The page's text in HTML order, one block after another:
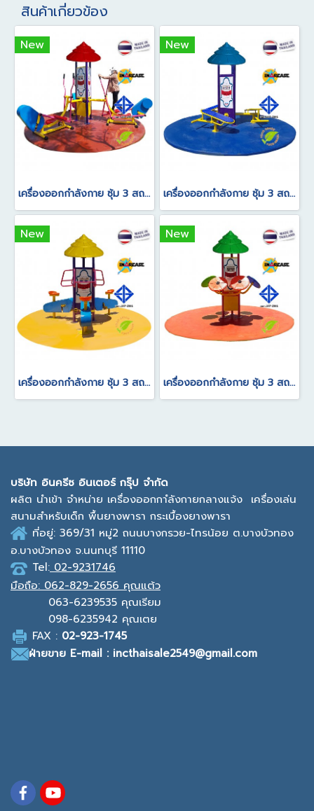
สินค้าเกี่ยวข้อง
New
เครื่องออกกำลังกาย ซุ้ม 3 สถานีลู่วิ่งอเนกประสงค์
New
เครื่องออกกำลังกาย ซุ้ม 3 สถานีบาร์นอนซิทอัพ
New
เครื่องออกกำลังกาย ซุ้ม 3 สถานี จักรยานนั่งปั่นบริหารขา
New
เครื่องออกกำลังกาย ซุ้ม 3 สถานีแป้นหมุนบริหารแขนไหล่นวดฝ่ามือ
บริษัท อินครีซ อินเตอร์ กรุ๊ป จำกัด
ผลิต นำเข้า จำหน่าย เครื่องออกกาํลังกายกลางแจ้ง เครื่องเล่น
สนามสำหรับเด็ก พื้นยางพารา กระเบื้องยางพารา
ที่อยู่: 369/31 หมู่2 ถนนบางกรวย-ไทรน้อย ต.บางบัวทอง
อ.บางบัวทอง จ.นนทบุรี 11110
Tel: 02-9231746
มือถือ: 062-829-2656 คุณแต้ว
063-6239535 คุณเรียม
098-6235942 คุณเตย
FAX : 02-923-1745
ฝ่ายขาย E-mail : incthaisale2549@gmail.com